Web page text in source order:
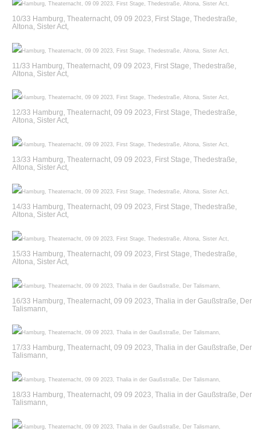
10/33 Hamburg, Theaternacht, 09 09 2023, First Stage, Thedestraße,
Altona, Sister Act,
11/33 Hamburg, Theaternacht, 09 09 2023, First Stage, Thedestraße,
Altona, Sister Act,
12/33 Hamburg, Theaternacht, 09 09 2023, First Stage, Thedestraße,
Altona, Sister Act,
13/33 Hamburg, Theaternacht, 09 09 2023, First Stage, Thedestraße,
Altona, Sister Act,
14/33 Hamburg, Theaternacht, 09 09 2023, First Stage, Thedestraße,
Altona, Sister Act,
15/33 Hamburg, Theaternacht, 09 09 2023, First Stage, Thedestraße,
Altona, Sister Act,
16/33 Hamburg, Theaternacht, 09 09 2023, Thalia in der Gaußstraße, Der
Talismann,
17/33 Hamburg, Theaternacht, 09 09 2023, Thalia in der Gaußstraße, Der
Talismann,
18/33 Hamburg, Theaternacht, 09 09 2023, Thalia in der Gaußstraße, Der
Talismann,